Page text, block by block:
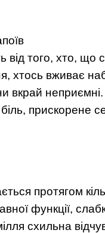
того, хто, що
вживає
вкрай
прискорене
протягом
функції,
схильна